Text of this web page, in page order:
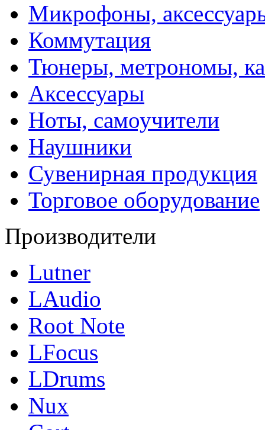
Микрофоны,
Коммутация
Тюнеры, метрономы,
Аксессуары
Ноты, самоучители
Наушники
Сувенирная продукция
Торговое оборудование
Производители
Lutner
LAudio
Root Note
LFocus
LDrums
Nux